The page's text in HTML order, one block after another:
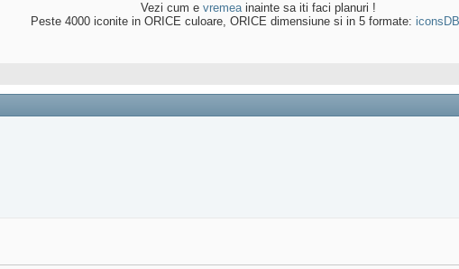
Vezi cum e vremeainainte sa iti faci planuri !
Peste 4000 iconite in ORICE culoare, ORICE dimensiune si in 5 formate: